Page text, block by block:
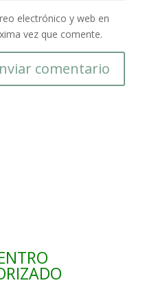
electrónico y web en
vez que comente.